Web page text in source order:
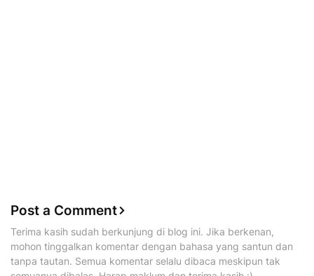
Post a Comment
Terima kasih sudah berkunjung di blog ini. Jika berkenan,
mohon tinggalkan komentar dengan bahasa yang santun dan
tanpa tautan. Semua komentar selalu dibaca meskipun tak